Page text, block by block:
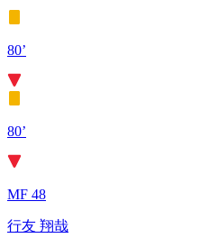
80’
80’
MF 48
行友 翔哉